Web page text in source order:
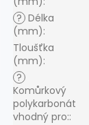
? Délka
(mm):
Tloušťka
(mm):
?
Komůrkový
polykarbonát
vhodný pro::